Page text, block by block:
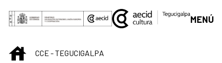
Saltar al contenido principal
MENÚ
INICIOCCE - TEGUCIGALPA